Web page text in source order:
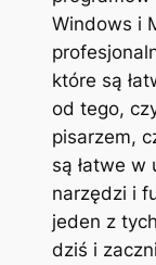
Windows i
które są
od tego,
pisarzem,
są łatwe w
narzędzi i
jeden z
dziś i